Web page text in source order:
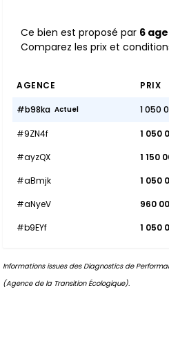
Ce bien est proposé par 6
Comparez les prix et
AGENCE PRIX
#b98ka Actuel 1 050
#9ZN4f 1 050
#ayzQX
1 150
#aBmjk
1 050
#aNyeV
960
#b9EYf
1 050
Informations issues des Diagnostics de
(Agence de la Transition Écologique).